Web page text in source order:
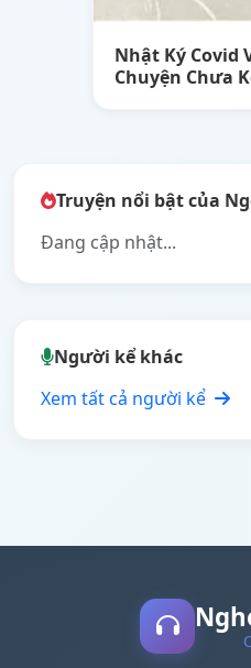
Nhật Ký Covid
Chuyện Chưa
Truyện nổi bật của
Đang cập nhật...
Người kể khác
Xem tất cả người kể